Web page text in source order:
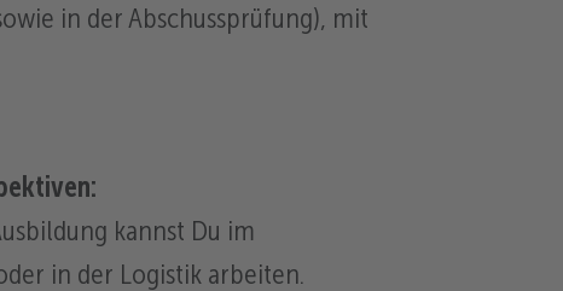
in der Abschussprüfung), mit
kannst Du im
in der Logistik arbeiten.